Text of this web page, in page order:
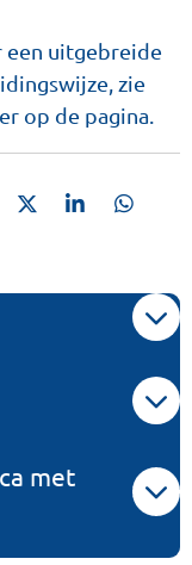
een uitgebreide
zie
op de pagina.
D
S
e
D
n
met